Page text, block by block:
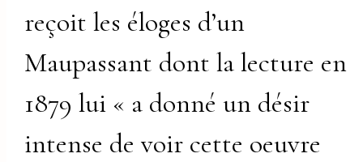
reçoit les éloges d’un
Maupassant dont la lecture en
1879 lui « a donné un désir
intense de voir cette oeuvre